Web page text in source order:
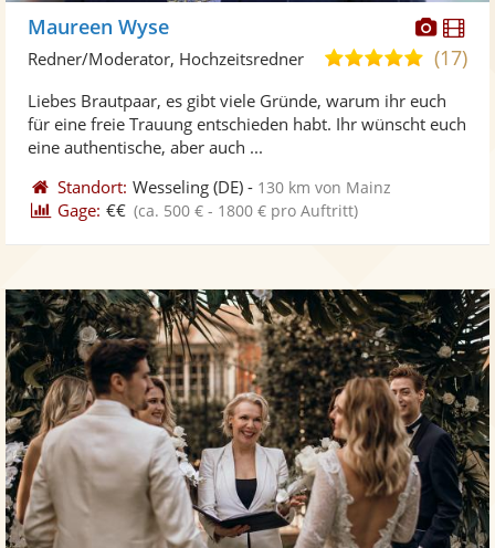
Fotos
Maureen Wyse
5,0
5
(17)
Redner/Moderator, Hochzeitsredner
Liebes Brautpaar, es gibt viele Gründe, warum ihr euch
für eine freie Trauung entschieden habt. Ihr wünscht euch
eine authentische, aber auch ...
Standort: Wesseling (DE) - 130 km von Mainz
Gage: €€ (ca. 500 € - 1800 € pro Auftritt)